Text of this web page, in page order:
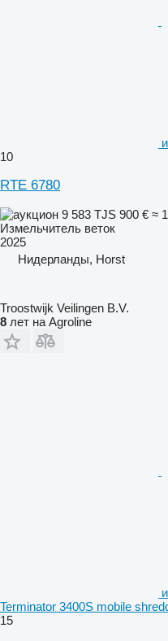
10
RTE 6780
9 583 TJS 900 € ≈
Измельчитель веток
2025
Нидерланды, Horst
Troostwijk Veilingen B.V.
8 лет на Agroline
Terminator 3400S mobile
15